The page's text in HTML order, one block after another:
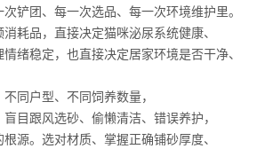
铲团、每一次选品、每一次环境维护里。
耗品，直接决定猫咪泌尿系统健康、
绪稳定，也直接决定居家环境是否干净、
同户型、不同饲养数量，
目跟风选砂、偷懒清洁、错误养护，
源。选对材质、掌握正确铺砂厚度、